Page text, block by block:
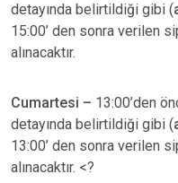
detayında belirtildiği gibi (
15:00’ den sonra verilen
alınacaktır.
Cumartesi – 13:00’den
detayında belirtildiği gibi (
13:00’ den sonra verilen
alınacaktır. <?